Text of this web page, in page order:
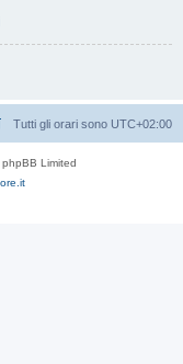
Tutti gli orari sono UTC+02:00
Limited